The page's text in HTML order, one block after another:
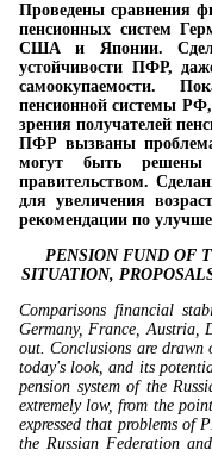
Проведены сравнения
пенсионных систем
США и Японии.
устойчивости ПФР,
самоокупаемости.
пенсионной системы
зрения получателей
ПФР вызваны
могут быть решены
правительством.
для увеличения
рекомендации по
PENSION FUND OF
SITUATION,
Comparisons financial
Germany, France, Austria,
out. Conclusions are
today's look, and its
pension system of the
extremely low, from the
expressed that problems of
the Russian Federation